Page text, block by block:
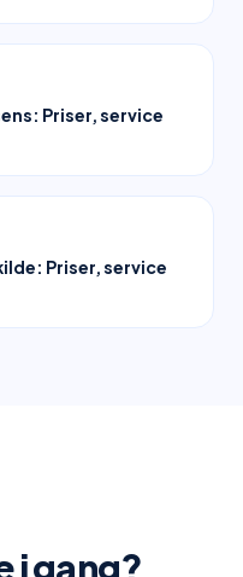
Priser, service
Priser, service
i gang?